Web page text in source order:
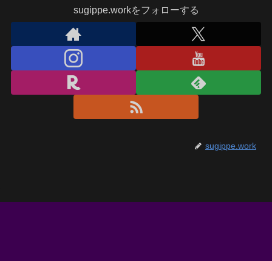
sugippe.workをフォローする
sugippe.work